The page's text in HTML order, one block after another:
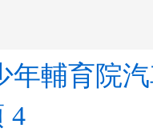
年輔育院
4